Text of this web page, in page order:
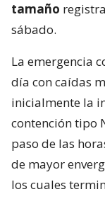
tamaño
sábado.
La emergencia
día con caídas
inicialmente la
contención tipo
paso de las
de mayor
los cuales